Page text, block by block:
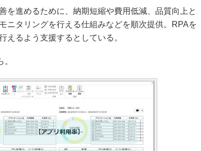
を進めるために、納期短縮や費用低減、品質向上と
ニタリングを行える仕組みなどを順次提供。RPAを
えるよう支援するとしている。